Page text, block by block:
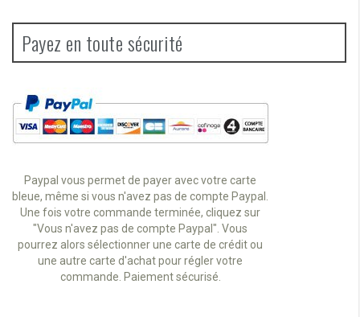
Payez en toute sécurité
Paypal vous permet de payer avec votre carte
bleue, même si vous n'avez pas de compte Paypal.
Une fois votre commande terminée, cliquez sur
"Vous n'avez pas de compte Paypal". Vous
pourrez alors sélectionner une carte de crédit ou
une autre carte d'achat pour régler votre
commande. Paiement sécurisé.